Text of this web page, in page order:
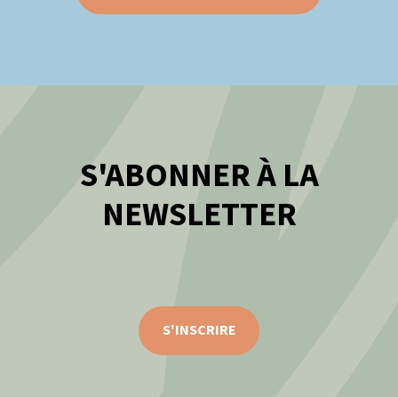
S'ABONNER À LA
NEWSLETTER
S'INSCRIRE